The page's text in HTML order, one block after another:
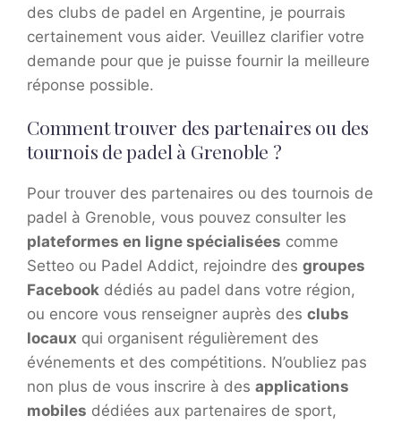
des clubs de padel en Argentine, je pourrais
certainement vous aider. Veuillez clarifier votre
demande pour que je puisse fournir la meilleure
réponse possible.
Comment trouver des partenaires ou des
tournois de padel à Grenoble ?
Pour trouver des partenaires ou des tournois de
padel à Grenoble, vous pouvez consulter les
plateformes en ligne spécialisées comme
Setteo ou Padel Addict, rejoindre des groupes
Facebook dédiés au padel dans votre région,
ou encore vous renseigner auprès des clubs
locaux qui organisent régulièrement des
événements et des compétitions. N’oubliez pas
non plus de vous inscrire à des applications
mobiles dédiées aux partenaires de sport,